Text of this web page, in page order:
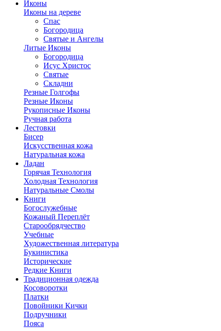
Иконы
Иконы на дереве
Спас
Богородица
Святые и Ангелы
Литые Иконы
Богородица
Исус Христос
Святые
Складни
Резные Голгофы
Резные Иконы
Рукописные Иконы
Ручная работа
Лестовки
Бисер
Искусственная кожа
Натуральная кожа
Ладан
Горячая Технология
Холодная Технология
Натуральные Смолы
Книги
Богослужебные
Кожаный Переплёт
Старообрядчество
Учебные
Художественная литература
Букинистика
Исторические
Редкие Книги
Традиционная одежда
Косоворотки
Платки
Повойники Кички
Подручники
Пояса